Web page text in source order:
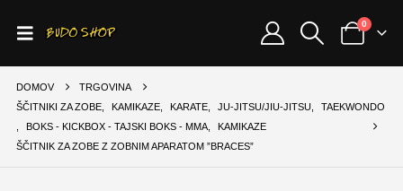
0
DOMOV
TRGOVINA
ŠČITNIKI ZA ZOBE, KAMIKAZE, KARATE, JU-JITSU/JIU-JITSU
TAEKWONDO
BOKS - KICKBOX - TAJSKI BOKS - MMA,
KAMIKAZE
ŠČITNIK ZA ZOBE Z ZOBNIM APARATOM ”BRACES”